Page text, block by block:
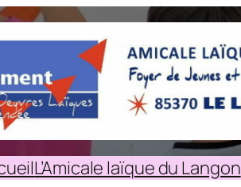
L’Amicale laïque du Langon